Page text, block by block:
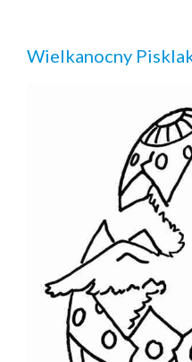
Wielkanocny